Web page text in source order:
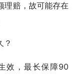
理赔，故可能存在
？
效，最长保障90